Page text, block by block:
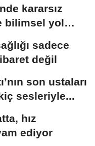
kararsız
bilimsel yol
sadece
değil
son ustaları
sesleriyle...
hız
ediyor